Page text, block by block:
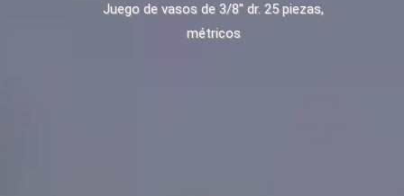
Juego de vasos de 3/8" dr. 25 piezas,
métricos